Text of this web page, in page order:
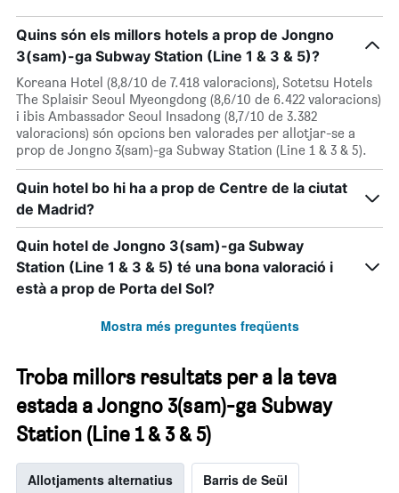
Quins són els millors hotels a prop de Jongno
3(sam)-ga Subway Station (Line 1 & 3 & 5)?
Koreana Hotel (8,8/10 de 7.418 valoracions), Sotetsu Hotels
The Splaisir Seoul Myeongdong (8,6/10 de 6.422 valoracions)
i ibis Ambassador Seoul Insadong (8,7/10 de 3.382
valoracions) són opcions ben valorades per allotjar-se a
prop de Jongno 3(sam)-ga Subway Station (Line 1 & 3 & 5).
Quin hotel bo hi ha a prop de Centre de la ciutat
de Madrid?
Quin hotel de Jongno 3(sam)-ga Subway
Station (Line 1 & 3 & 5) té una bona valoració i
està a prop de Porta del Sol?
Mostra més preguntes freqüents
Troba millors resultats per a la teva
estada a Jongno 3(sam)-ga Subway
Station (Line 1 & 3 & 5)
Allotjaments alternatius Barris de Seül